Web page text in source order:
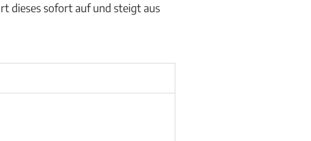
dieses sofort auf und steigt aus